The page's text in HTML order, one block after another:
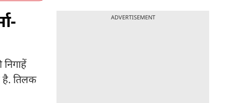
है. तिलक
ADVERTISEMENT